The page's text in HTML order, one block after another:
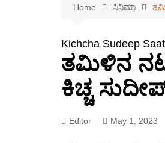
Home ಸಿನಿಮಾ
Kichcha Sudeep
ತಮಿಳಿನ ನಟ
ಕಿಚ್ಚ
Editor May 1, 2023